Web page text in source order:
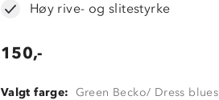
Høy rive- og slitestyrke
150,-
Valgt farge: Green Becko/ Dress blues